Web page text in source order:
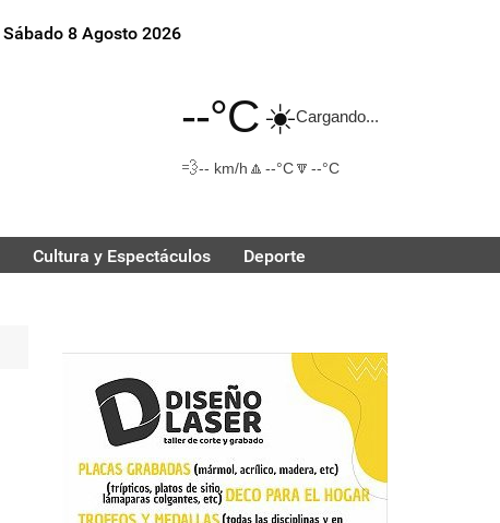
Sábado 8 Agosto 2026
--°C☀️Cargando...
💨-- km/h 🔼 --°C🔽 --°C
Cultura y Espectáculos Deporte